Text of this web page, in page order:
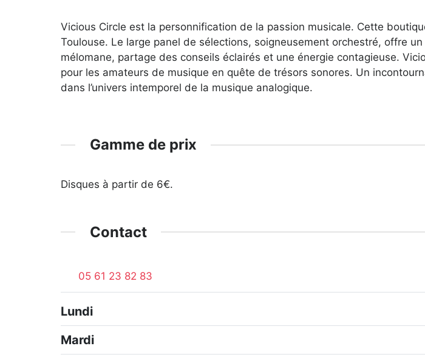
Vicious Circle est la personnification de la passion musicale. Cette
Toulouse. Le large panel de sélections, soigneusement orchestré, offre
mélomane, partage des conseils éclairés et une énergie contagieuse.
pour les amateurs de musique en quête de trésors sonores. Un
dans l’univers intemporel de la musique analogique.
Gamme de prix
Disques à partir de 6€.
Contact
05 61 23 82 83
Lundi
Mardi